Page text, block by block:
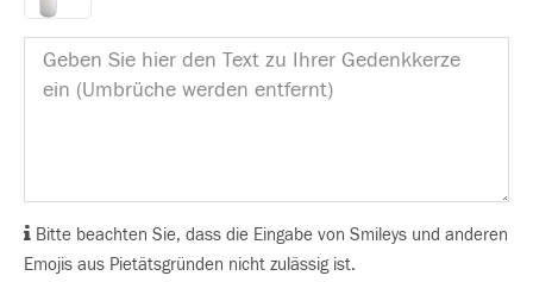
Bitte beachten Sie, dass die Eingabe von Smileys und anderen
Emojis aus Pietätsgründen nicht zulässig ist.